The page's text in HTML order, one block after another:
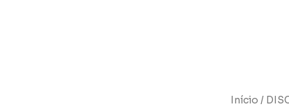
Início /